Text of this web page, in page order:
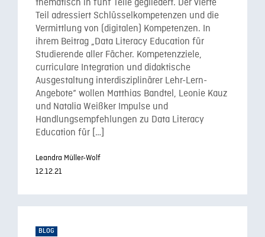
thematisch in fünf Teile gegliedert. Der vierte
Teil adressiert Schlüsselkompetenzen und die
Vermittlung von (digitalen) Kompetenzen. In
ihrem Beitrag „Data Literacy Education für
Studierende aller Fächer. Kompetenzziele,
curriculare Integration und didaktische
Ausgestaltung interdisziplinärer Lehr-Lern-
Angebote“ wollen Matthias Bandtel, Leonie Kauz
und Natalia Weißker Impulse und
Handlungsempfehlungen zu Data Literacy
Education für […]
Leandra Müller-Wolf
12.12.21
BLOG